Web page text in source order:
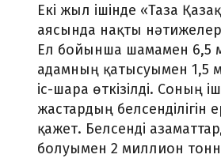
Екі жыл ішінде «Таза
аясында нақты
Ел бойынша шамамен 6,5
адамның қатысуымен 1,5
іс-шара өткізілді. Соның
жастардың белсенділігін
қажет. Белсенді
болуымен 2 миллион